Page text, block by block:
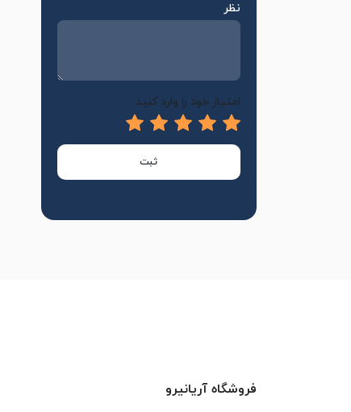
نظر
امتیاز خود را وارد کنید
ثبت
فروشگاه آریانیرو